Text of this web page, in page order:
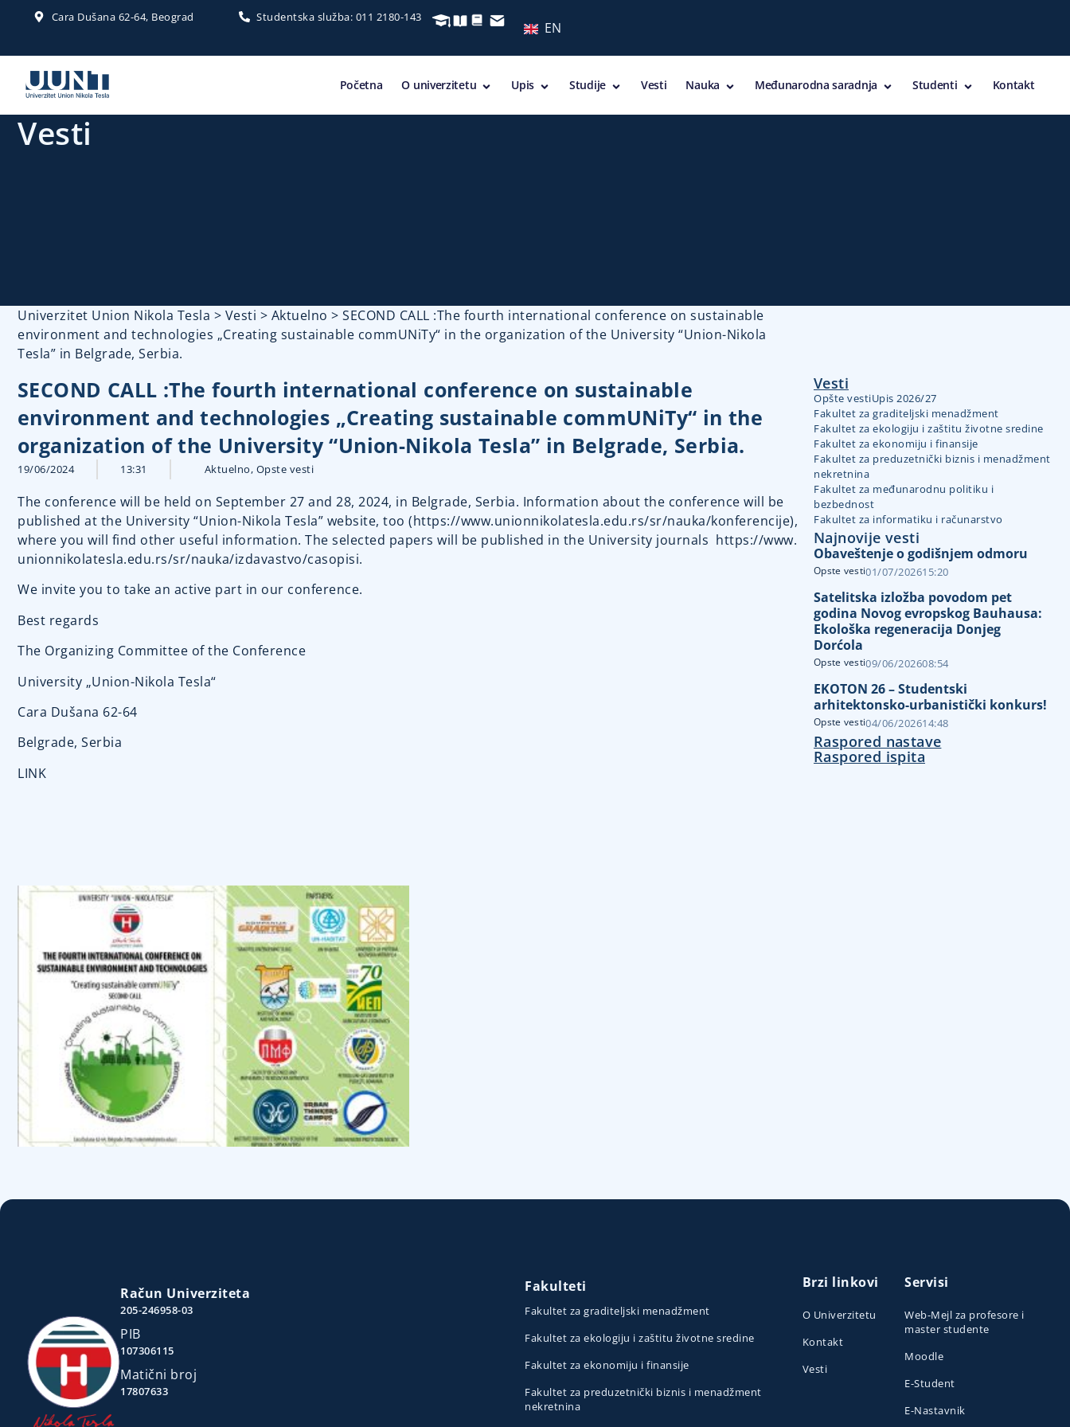
Cara Dušana 62-64, Beograd Studentska služba: 011 2180-143
EN
Početna O univerzitetu Upis Studije Vesti Nauka Međunarodna saradnja Studenti Kontakt
Vesti
Univerzitet Union Nikola Tesla > Vesti > Aktuelno > SECOND CALL :The fourth international conference on sustainable
environment and technologies „Creating sustainable commUNiTy“ in the organization of the University “Union-Nikola
Tesla” in Belgrade, Serbia.
SECOND CALL :The fourth international conference on sustainable
environment and technologies „Creating sustainable commUNiTy“ in the
organization of the University “Union-Nikola Tesla” in Belgrade, Serbia.
19/06/2024 13:31 Aktuelno, Opste vesti
The conference will be held on September 27 and 28, 2024, in Belgrade, Serbia. Information about the conference will be
published at the University “Union-Nikola Tesla” website, too (https://www.unionnikolatesla.edu.rs/sr/nauka/konferencije),
where you will find other useful information. The selected papers will be published in the University journals https://www.
unionnikolatesla.edu.rs/sr/nauka/izdavastvo/casopisi.
We invite you to take an active part in our conference.
Best regards
The Organizing Committee of the Conference
University „Union-Nikola Tesla“
Cara Dušana 62-64
Belgrade, Serbia
LINK
Vesti
Opšte vestiUpis 2026/27
Fakultet za graditeljski menadžment
Fakultet za ekologiju i zaštitu životne sredine
Fakultet za ekonomiju i finansije
Fakultet za preduzetnički biznis i menadžment
nekretnina
Fakultet za međunarodnu politiku i
bezbednost
Fakultet za informatiku i računarstvo
Najnovije vesti
Obaveštenje o godišnjem odmoru
Opste vesti01/07/202615:20
Satelitska izložba povodom pet
godina Novog evropskog Bauhausa:
Ekološka regeneracija Donjeg
Dorćola
Opste vesti09/06/202608:54
EKOTON 26 – Studentski
arhitektonsko-urbanistički konkurs!
Opste vesti04/06/202614:48
Raspored nastave
Raspored ispita
Račun Univerziteta
205-246958-03
PIB
107306115
Matični broj
17807633
Fakulteti
Fakultet za graditeljski menadžment
Fakultet za ekologiju i zaštitu životne sredine
Fakultet za ekonomiju i finansije
Fakultet za preduzetnički biznis i menadžment
nekretnina
Brzi linkovi
O Univerzitetu
Kontakt
Vesti
Servisi
Web-Mejl za profesore i
master studente
Moodle
E-Student
E-Nastavnik